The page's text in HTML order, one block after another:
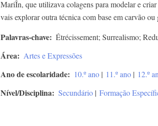
MariÎn, que utilizava colagens para modelar e
vais explorar outra técnica com base em carvão ou
Palavras-chave Étrécissement; Surrealismo;
Área Artes e Expressões
Ano de escolaridade 10.º ano | 11.º ano | 12.º
Nível/Disciplina Secundário | Formação